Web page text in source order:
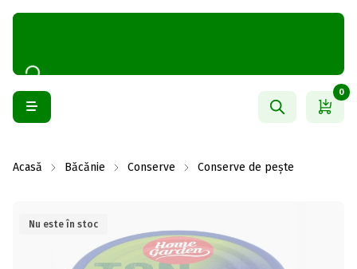
0
Acasă Băcănie Conserve Conserve de pește
Nu este în stoc